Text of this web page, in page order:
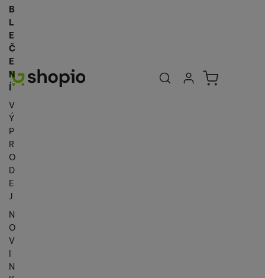
Uživatelská
Přihlásit se
Košík
B
L
E
Č
E
N
Í
V
Ý
P
R
O
D
E
J
N
O
V
I
N